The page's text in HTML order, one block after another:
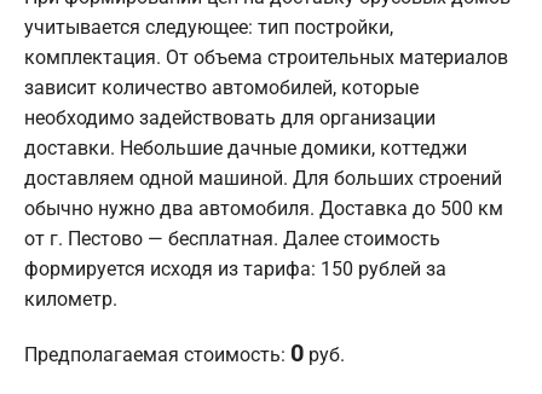
учитывается следующее: тип постройки,
комплектация. От объема строительных материалов
зависит количество автомобилей, которые
необходимо задействовать для организации
доставки. Небольшие дачные домики, коттеджи
доставляем одной машиной. Для больших строений
обычно нужно два автомобиля. Доставка до 500 км
от г. Пестово — бесплатная. Далее стоимость
формируется исходя из тарифа: 150 рублей за
километр.
Предполагаемая стоимость: 0 руб.